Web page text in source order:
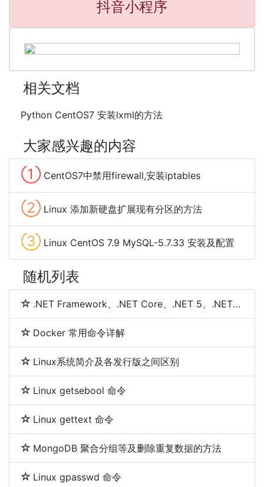
抖音小程序
相关文档
Python CentOS7 安装lxml的方法
大家感兴趣的内容
① CentOS7中禁用firewall,安装iptables
② Linux 添加新硬盘扩展现有分区的方法
③ Linux CentOS 7.9 MySQL-5.7.33 安装及配置
随机列表
.NET Framework、.NET Core、.NET 5、.NET 6和.NET 7 简介及区别
Docker 常用命令详解
Linux系统简介及各发行版之间区别
Linux getsebool 命令
Linux gettext 命令
MongoDB 聚合分组等及删除重复数据的方法
Linux gpasswd 命令